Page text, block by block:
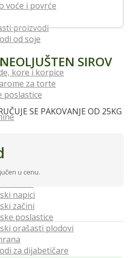
voće i povrće
proizvodi
od soje
kore i korpice
za torte
poslastice
brašna i testenine
ulja, sirća i sosevi
napici
začini
poslastice
orašasti plodovi
za dijabetičare
SIROV
SE PAKOVANJE OD 25KG
u cenu.